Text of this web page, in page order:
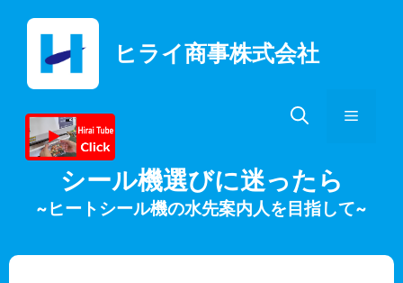
ヒライ商事株式会社
メ
シール機選びに迷ったら
~ヒートシール機の水先案内人を目指して~